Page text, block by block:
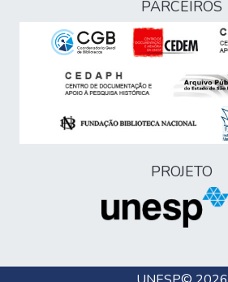
PARCEIROS
PROJETO